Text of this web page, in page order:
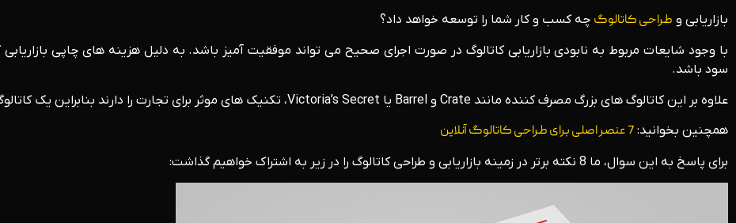
بازاریابی و طراحی کاتالوگ چه کسب و کار شما را توسعه خواهد داد؟
با وجود شایعات مربوط به نابودی بازاریابی کاتالوگ در صورت اجرای صحیح می تواند موفقیت آمیز باشد. به دلیل هزینه های چاپی
سود باشد.
علاوه بر این کاتالوگ های بزرگ مصرف کننده مانند Crate و Barrel یا Victoria’s Secret، تکنیک های موثر برای تجارت را دارند بنابراین یک کاتالوگ خوب چه ویژگی هایی دارد؟
همچنین بخوانید: 7 عنصر اصلی برای طراحی کاتالوگ آنلاین
برای پاسخ به این سوال، ما 8 نکته برتر در زمینه بازاریابی و طراحی کاتالوگ را در زیر به اشتراک خواهیم گذاشت: